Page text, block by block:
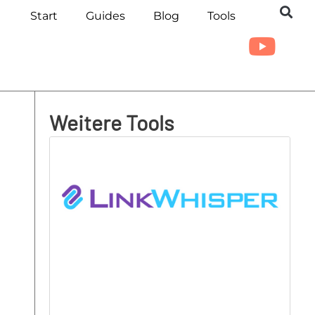
Start Guides Blog Tools
Weitere Tools